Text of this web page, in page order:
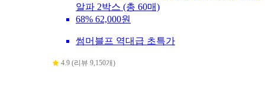
알파 2박스 (총 60매)
68% 62,000원
썸머블프 역대급 초특가
4.9 (리뷰 9,150개)